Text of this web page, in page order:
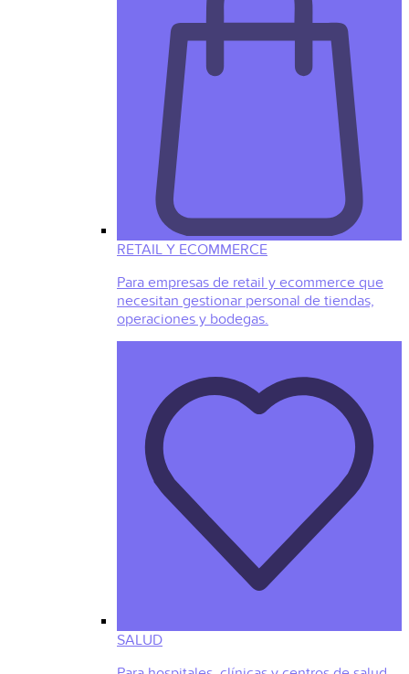
RETAIL Y ECOMMERCE
Para empresas de retail y ecommerce que
necesitan gestionar personal de tiendas,
operaciones y bodegas.
SALUD